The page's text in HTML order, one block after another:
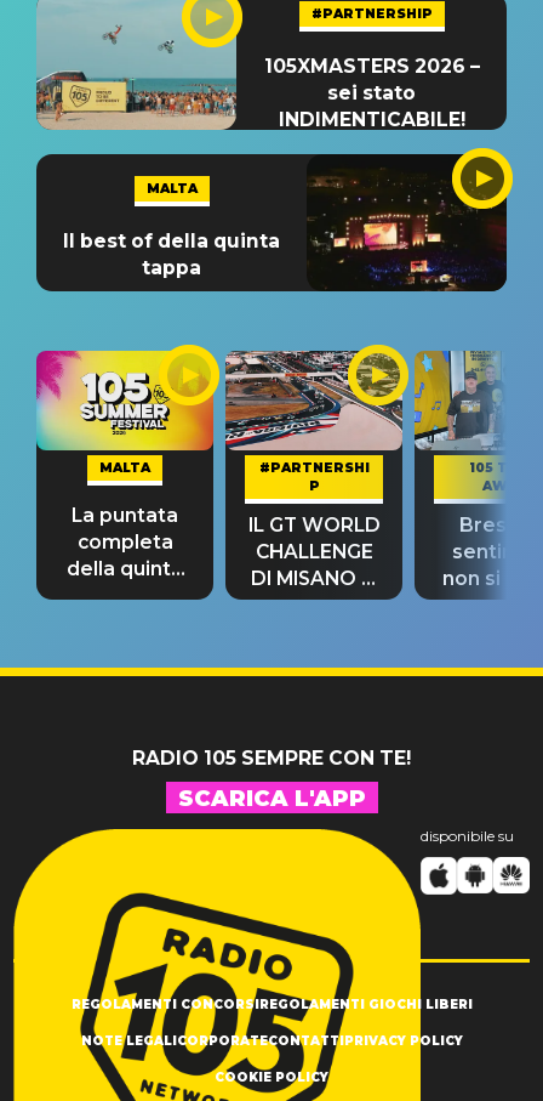
#PARTNERSHIP
105XMASTERS 2026 –
sei stato
INDIMENTICABILE!
MALTA
Il best of della quinta
tappa
MALTA
La puntata
completa
della quinta
tappa
#PARTNERSHI
P
IL GT WORLD
CHALLENGE
DI MISANO si
riconferma
105 TAKE
AWAY
Bresh:
non si
fino alla
RADIO 105 SEMPRE CON TE!
SCARICA L'APP
disponibile su
REGOLAMENTI CONCORSI REGOLAMENTI GIOCHI LIBERI
NOTE LEGALI CORPORATECONTATTI PRIVACY POLICY
COOKIE POLICY